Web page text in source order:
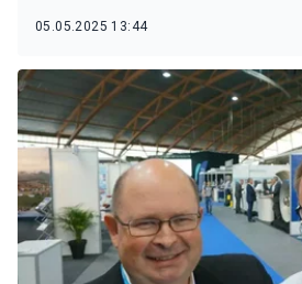
05.05.2025 13:44